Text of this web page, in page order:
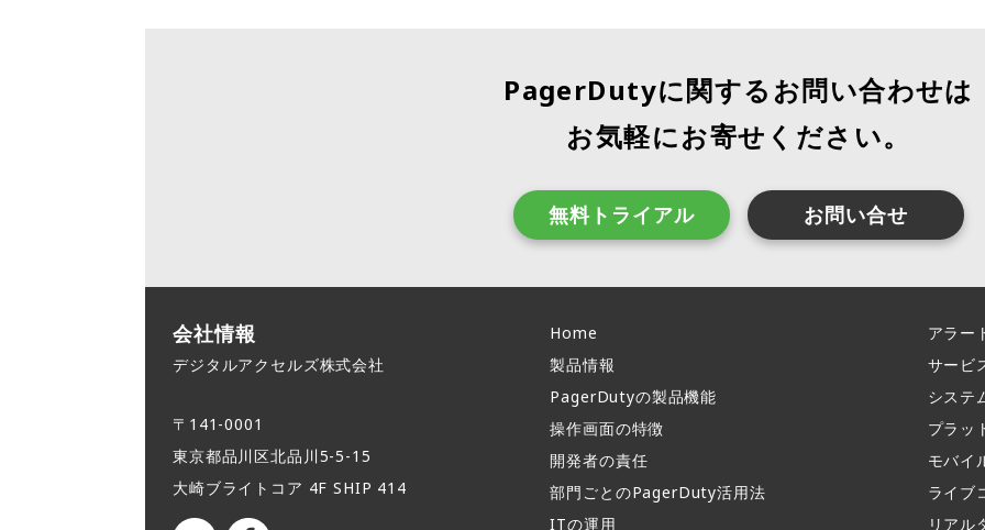
PagerDutyに関するお問い合わせは
お気軽にお寄せください。
無料トライアル お問い合せ
会社情報
デジタルアクセルズ株式会社
〒141-0001
東京都品川区北品川5-5-15​
大崎ブライトコア 4F SHIP 414
Home
製品情報​
PagerDutyの製品機能​
操作画面の特徴​
開発者の責任
部門ごとのPagerDuty活用法​
ITの運用​
アラー
サービ
システ
プラッ
モバイ
ライブ
リアル